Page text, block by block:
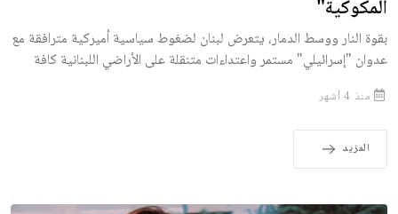
المكوكية"
بقوة النار ووسط الدمار، يتعرض لبنان لضغوط سياسية أميركية مترافقة مع
عدوان "إسرائيلي" مستمر واعتداءات متنقلة على الأراضي اللبنانية كافة
منذ 4 أشهر
المزيد